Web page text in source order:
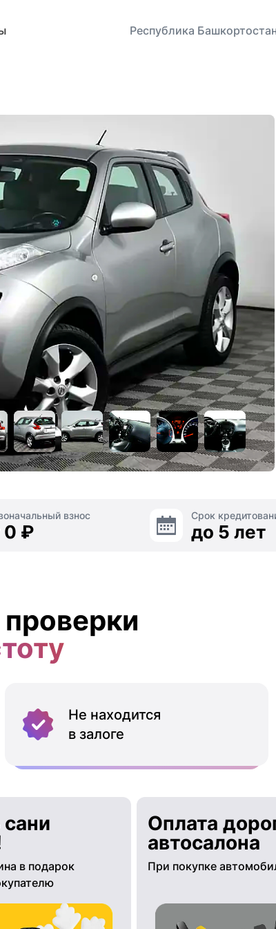
Республика
взнос
0 ₽
Срок
до 5 лет
Не находится
в залоге
сани
в подарок
Оплата
автосалона
При покупке